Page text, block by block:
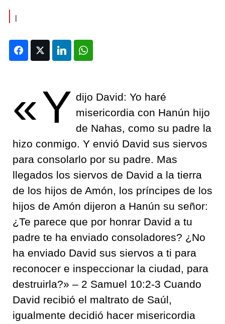
|
FacebookTwitter LinkedIn
«Y dijo David: Yo haré
misericordia con Hanún hijo
de Nahas, como su padre la
hizo conmigo. Y envió David sus siervos
para consolarlo por su padre. Mas
llegados los siervos de David a la tierra
de los hijos de Amón, los príncipes de los
hijos de Amón dijeron a Hanún su señor:
¿Te parece que por honrar David a tu
padre te ha enviado consoladores? ¿No
ha enviado David sus siervos a ti para
reconocer e inspeccionar la ciudad, para
destruirla?» – 2 Samuel 10:2-3 Cuando
David recibió el maltrato de Saúl,
igualmente decidió hacer misericordia